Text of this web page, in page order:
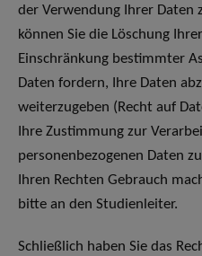
der Verwendung Ihrer Daten
können Sie die Löschung
Einschränkung bestimmter
Daten fordern, Ihre Daten
weiterzugeben (Recht auf
Ihre Zustimmung zur
personenbezogenen Daten
Ihren Rechten Gebrauch
bitte an den Studienleiter.
Schließlich haben Sie das